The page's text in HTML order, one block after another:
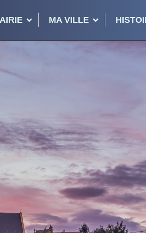
MA VILLE